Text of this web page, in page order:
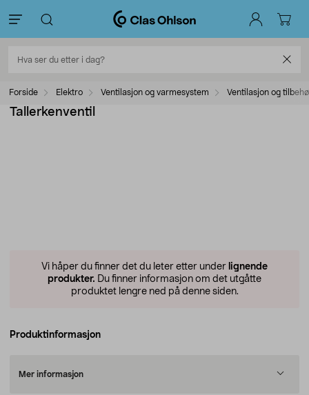
Forside Elektro Ventilasjon og varmesystem Ventilasjon og
Tallerkenventil
Vi håper du finner det du leter etter under lignende
produkter. Du finner informasjon om det utgåtte
produktet lengre ned på denne siden.
Produktinformasjon
Mer informasjon